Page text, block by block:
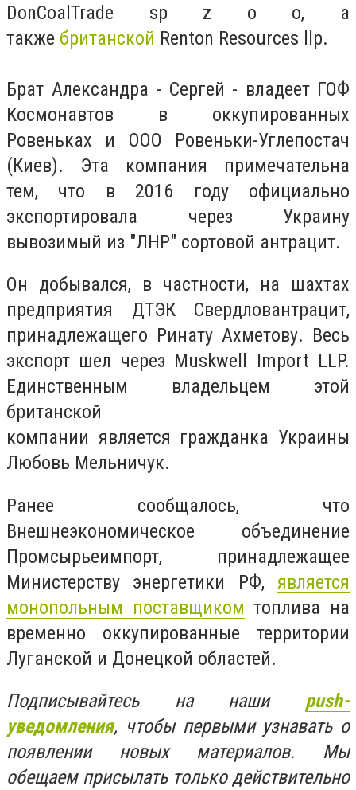
DonCoalTrade sp z o o, а
также британской Renton Resources llp.
Брат Александра - Сергей - владеет ГОФ
Космонавтов в оккупированных
Ровеньках и ООО Ровеньки-Углепостач
(Киев). Эта компания примечательна
тем, что в 2016 году официально
экспортировала через Украину
вывозимый из "ЛНР" сортовой антрацит.
Он добывался, в частности, на шахтах
предприятия ДТЭК Свердловантрацит,
принадлежащего Ринату Ахметову. Весь
экспорт шел через Muskwell Import LLP.
Единственным владельцем этой
британской
компании является гражданка Украины
Любовь Мельничук.
Ранее сообщалось, что
Внешнеэкономическое объединение
Промсырьеимпорт, принадлежащее
Министерству энергетики РФ, является
монопольным поставщиком топлива на
временно оккупированные территории
Луганской и Донецкой областей.
Подписывайтесь на наши push-
уведомления, чтобы первыми узнавать о
появлении новых материалов. Мы
обещаем присылать только действительно